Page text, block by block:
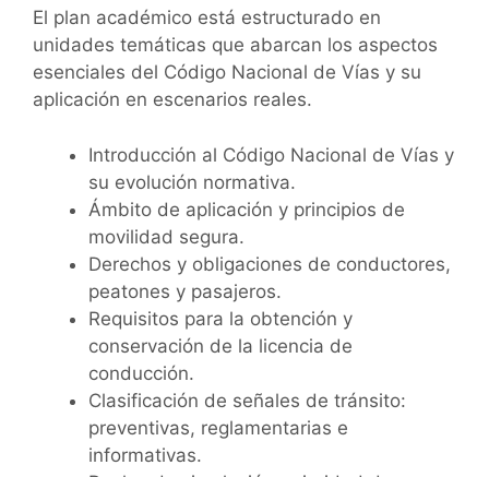
El plan académico está estructurado en
unidades temáticas que abarcan los aspectos
esenciales del Código Nacional de Vías y su
aplicación en escenarios reales.
Introducción al Código Nacional de Vías y
su evolución normativa.
Ámbito de aplicación y principios de
movilidad segura.
Derechos y obligaciones de conductores,
peatones y pasajeros.
Requisitos para la obtención y
conservación de la licencia de
conducción.
Clasificación de señales de tránsito:
preventivas, reglamentarias e
informativas.